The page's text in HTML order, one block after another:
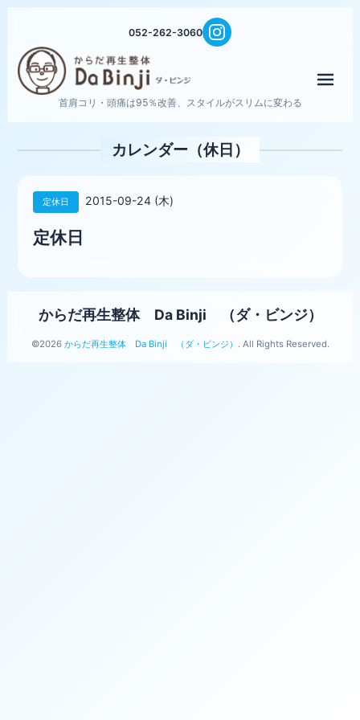
052-262-3060
首肩コリ・頭痛は95％改善、スタイルがスリムに変わる
カレンダー（休日）
定休日 2015-09-24 (木)
定休日
からだ再生整体 Da Binji （ダ・ビンジ）
©2026 からだ再生整体 Da Binji （ダ・ビンジ） . All Rights Reserved.